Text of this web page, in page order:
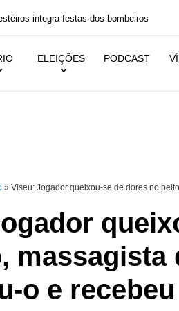
integra festas dos bombeiros
ELEIÇÕES PODCAST
» Viseu: Jogador queixou-se de dores no
massagista
o e